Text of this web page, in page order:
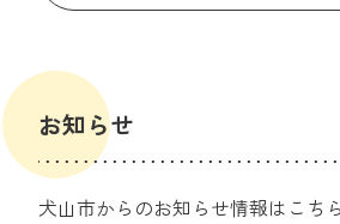
お知らせ
犬山市からのお知らせ情報はこち